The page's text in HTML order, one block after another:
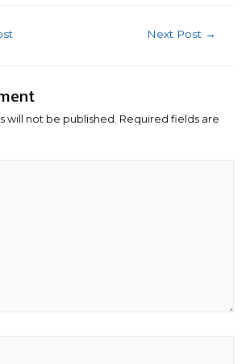
Next Post →
will not be published. Required fields are